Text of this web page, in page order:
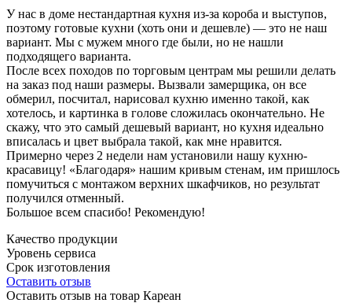
У нас в доме нестандартная кухня из-за короба и выступов,
поэтому готовые кухни (хоть они и дешевле) — это не наш
вариант. Мы с мужем много где были, но не нашли
подходящего варианта.
После всех походов по торговым центрам мы решили делать
на заказ под наши размеры. Вызвали замерщика, он все
обмерил, посчитал, нарисовал кухню именно такой, как
хотелось, и картинка в голове сложилась окончательно. Не
скажу, что это самый дешевый вариант, но кухня идеально
вписалась и цвет выбрала такой, как мне нравится.
Примерно через 2 недели нам установили нашу кухню-
красавицу! «Благодаря» нашим кривым стенам, им пришлось
помучиться с монтажом верхних шкафчиков, но результат
получился отменный.
Большое всем спасибо! Рекомендую!
Качество продукции
Уровень сервиса
Срок изготовления
Оставить отзыв
Оставить отзыв на товар Кареан